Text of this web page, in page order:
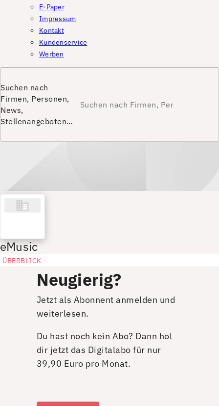
E-Paper
Impressum
Kontakt
Kundenservice
Werben
Suchen nach
Firmen, Personen,
News,
Stellenangeboten…
eMusic
ÜBERBLICK
Neugierig?
Jetzt als Abonnent anmelden und
weiterlesen.
Du hast noch kein Abo? Dann hol
dir jetzt das Digitalabo für nur
39,90 Euro pro Monat.